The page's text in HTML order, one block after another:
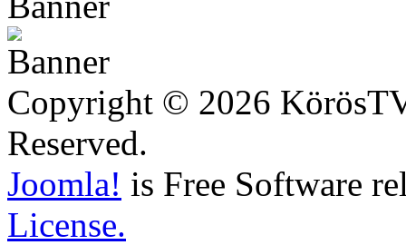
Copyright © 2026
Reserved.
Joomla! is Free Software
License.